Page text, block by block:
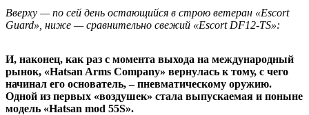
Вверху — по сей день остающийся в строю ветеран «Escort
Guard», ниже — сравнительно свежий «Escort DF12-TS»:
И, наконец, как раз с момента выхода на международный
рынок, «Hatsan Arms Company» вернулась к тому, с чего
начинал его основатель, – пневматическому оружию.
Одной из первых «воздушек» стала выпускаемая и поныне
модель «Hatsan mod 55S».